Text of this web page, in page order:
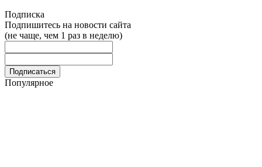
Подписка
Подпишитесь на новости сайта
(не чаще, чем 1 раз в неделю)
Популярное